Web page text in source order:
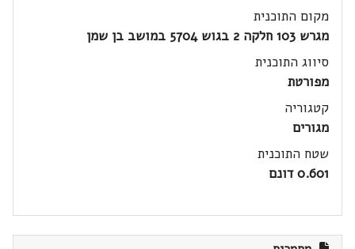
מקום התוכנית
מגרש 103 חלקה 2 בגוש 5704 במושב בן שמן
סיווג התוכנית
מפורטת
קטגוריה
מגורים
שטח התוכנית
0.601 דונם